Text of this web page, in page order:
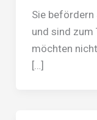
Sie
und sind zum
möchten
[…]